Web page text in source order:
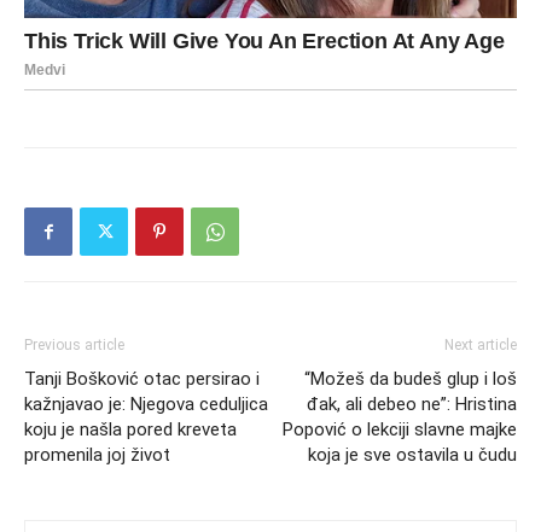
Previous article
Tanji Bošković otac persirao i
kažnjavao je: Njegova ceduljica
koju je našla pored kreveta
promenila joj život
Next article
“Možeš da budeš glup i loš
đak, ali debeo ne”: Hristina
Popović o lekciji slavne majke
koja je sve ostavila u čudu